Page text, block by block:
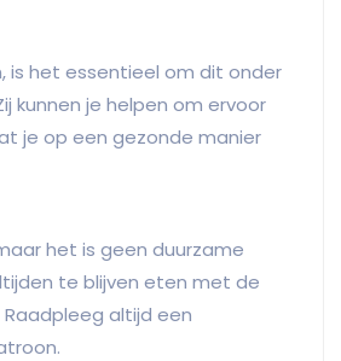
is het essentieel om dit onder
kunnen je helpen om ervoor
je op een gezonde manier
het is geen duurzame
te blijven eten met de
altijd een